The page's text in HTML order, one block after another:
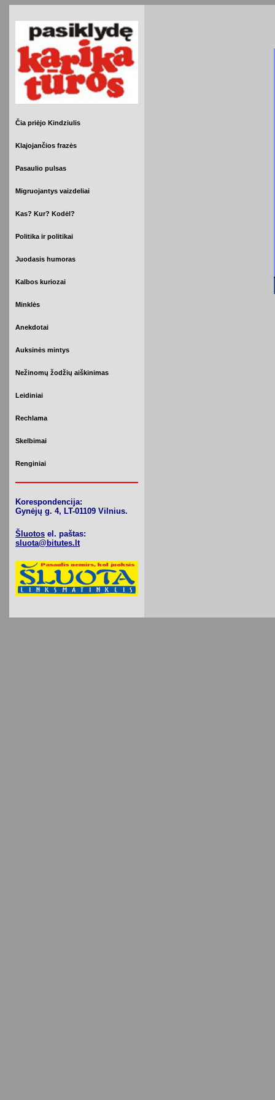
Čia priėjo Kindziulis
Klajojančios frazės
Pasaulio pulsas
Migruojantys vaizdeliai
Kas? Kur? Kodėl?
Politika ir politikai
Juodasis humoras
Kalbos kuriozai
Minklės
Anekdotai
Auksinės mintys
Nežinomų žodžių aiškinimas
Leidiniai
Rechlama
Skelbimai
Renginiai
Korespondencija:
Gynėjų g. 4, LT-01109 Vilnius.
Šluotos el. paštas:
sluota@bitutes.lt